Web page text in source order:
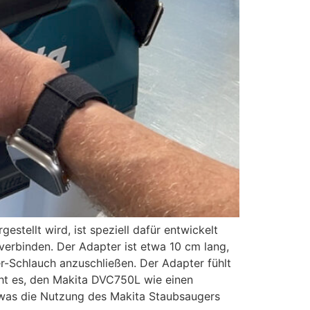
wird, ist speziell dafür entwickelt
Der Adapter ist etwa 10 cm lang,
Schlauch anzuschließen. Der Adapter fühlt
es, den Makita DVC750L wie einen
die Nutzung des Makita Staubsaugers